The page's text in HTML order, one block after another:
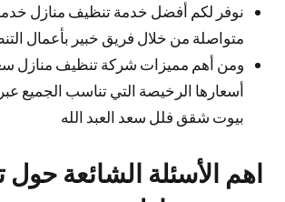
متواصلة من خلال فريق خبير بأعمال
ومن أهم مميزات شركة تنظيف منازل سعد
أسعارها الرخيصة التي تناسب الجميع
بيوت شقق فلل سعد العبد الله
اهم الأسئلة الشائعة